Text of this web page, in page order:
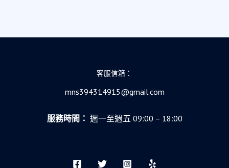
客服信箱：
mns394314915@gmail.com
服務時間： 週一至週五 09:00 – 18:00